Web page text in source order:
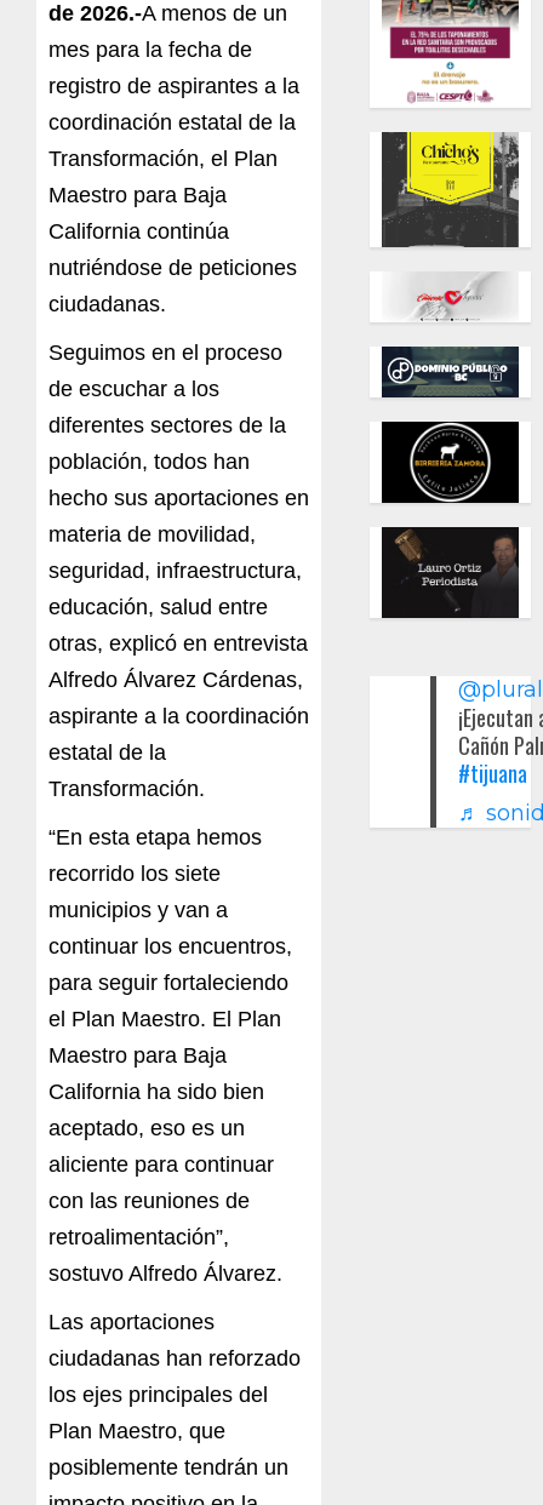
de 2026.-A menos de un
mes para la fecha de
registro de aspirantes a la
coordinación estatal de la
Transformación, el Plan
Maestro para Baja
California continúa
nutriéndose de peticiones
ciudadanas.
Seguimos en el proceso
de escuchar a los
diferentes sectores de la
población, todos han
hecho sus aportaciones en
materia de movilidad,
seguridad, infraestructura,
educación, salud entre
otras, explicó en entrevista
Alfredo Álvarez Cárdenas,
aspirante a la coordinación
estatal de la
Transformación.
“En esta etapa hemos
recorrido los siete
municipios y van a
continuar los encuentros,
para seguir fortaleciendo
el Plan Maestro. El Plan
Maestro para Baja
California ha sido bien
aceptado, eso es un
aliciente para continuar
con las reuniones de
retroalimentación”,
sostuvo Alfredo Álvarez.
Las aportaciones
ciudadanas han reforzado
los ejes principales del
Plan Maestro, que
posiblemente tendrán un
Cañón
#tijuana
♬